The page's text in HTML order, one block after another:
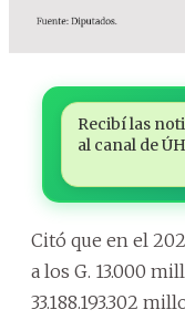
Recibí las
al canal de
Citó que en el
a los G. 13.000
33.188.193.302